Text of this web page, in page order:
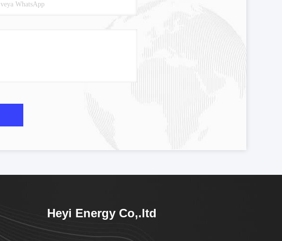
Heyi Energy Co,.ltd